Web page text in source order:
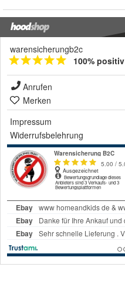
warensicherungb2c
100% positiv
Anrufen
Merken
Impressum
Widerrufsbelehrung